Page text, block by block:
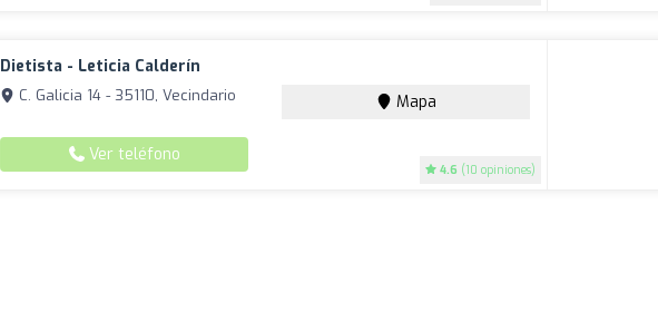
Dietista - Leticia Calderín
4.6 (10 opiniones)
C. Galicia 14 - 35110, Vecindario Mapa
Ver teléfono